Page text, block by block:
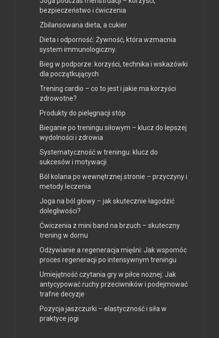
Bieganie z żylakami – korzyści, ryzyka i
praktyczne porady
Joga podczas menstruacji – korzyści,
bezpieczeństwo i ćwiczenia
Zbilansowana dieta, a cukier
Dieta i odporność: Żywność, która wzmacnia
system immunologiczny.
Bieg w podporze: korzyści, technika i wskazówki
dla początkujących
Trening cardio – co to jest i jakie ma korzyści
zdrowotne?
Produkty do pielęgnacji stóp
Bieganie po treningu siłowym – klucz do lepszej
wydolności i zdrowia
Systematyczność w treningu: klucz do
sukcesów i motywacji
Ból kolana po wewnętrznej stronie – przyczyny i
metody leczenia
Joga na ból głowy – jak skutecznie łagodzić
dolegliwości?
Ćwiczenia z mini band na brzuch – skuteczny
trening w domu
Odżywianie a regeneracja mięśni: Jak wspomóc
proces regeneracji po intensywnym treningu
antycypować ruchy przeciwników i podejmować
trafne decyzje